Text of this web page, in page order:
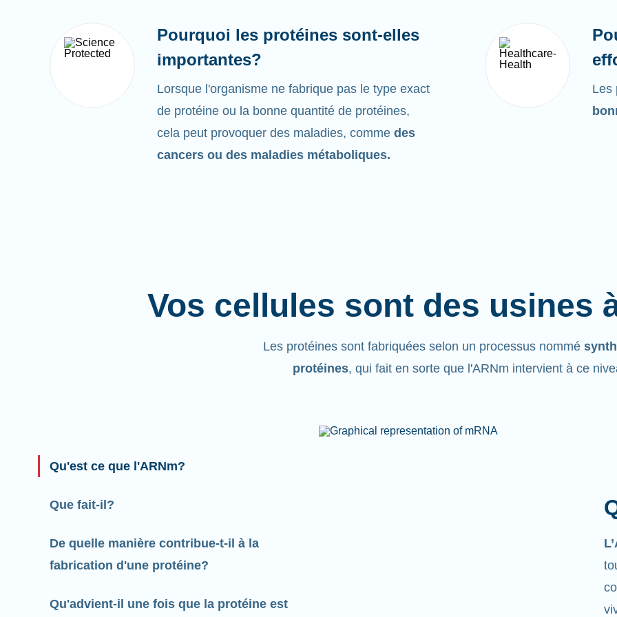
Pourquoi les protéines sont-elles
importantes?
Lorsque l'organisme ne fabrique pas le type exact
de protéine ou la bonne quantité de protéines,
cela peut provoquer des maladies, comme des
cancers ou des maladies métaboliques.
Les
Vos cellules sont des usines
Les protéines sont fabriquées selon un processus nommé
protéines, qui fait en sorte que l'ARNm intervient à ce
Qu'est ce que l'ARNm?
Que fait-il?
De quelle manière contribue-t-il à la
fabrication d'une protéine?
Qu'advient-il une fois que la protéine est